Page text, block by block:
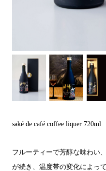
saké de café coffee liquer 720ml
フルーティーで芳醇な味わい
が続き、温度帯の変化によっ